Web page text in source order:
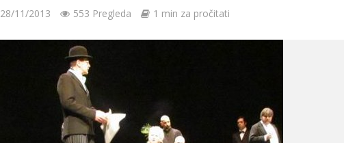
28/11/2013 553 Pregleda 1 min za pročitati